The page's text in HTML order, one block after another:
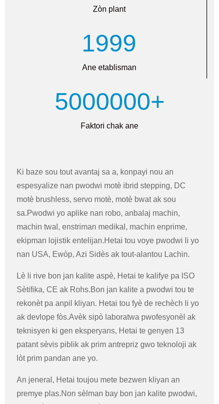
Zòn plant
1999
Ane etablisman
5000000+
Faktori chak ane
Ki baze sou tout avantaj sa a, konpayi nou an
espesyalize nan pwodwi motè ibrid stepping, DC
motè brushless, servo motè, motè bwat ak sou
sa.Pwodwi yo aplike nan robo, anbalaj machin,
machin twal, enstriman medikal, machin enprime,
ekipman lojistik entelijan.Hetai tou voye pwodwi li yo
nan USA, Ewòp, Azi Sidès ak tout-alantou Lachin.
Lè li rive bon jan kalite aspè, Hetai te kalifye pa ISO
Sètifika, CE ak Rohs.Bon jan kalite a pwodwi tou te
rekonèt pa anpil kliyan. Hetai tou fyè de rechèch li yo
ak devlope fòs.Avèk sipò laboratwa pwofesyonèl ak
teknisyen ki gen eksperyans, Hetai te genyen 13
patant sèvis piblik ak prim antrepriz gwo teknoloji ak
lòt prim pandan ane yo.
An jeneral, Hetai toujou mete bezwen kliyan an
premye plas.Non sèlman bay bon jan kalite pwodwi,